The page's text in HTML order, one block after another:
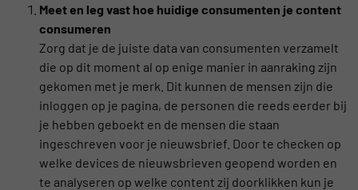
Meet en leg vast hoe huidige consumenten je content
consumeren
Zorg dat je de juiste data van consumenten verzamelt
die op dit moment al op enige manier in aanraking zijn
gekomen met je merk. Dit kunnen de mensen zijn die
inloggen op je pagina, de personen die reeds eerder bij
je hebben geboekt en de mensen die staan
ingeschreven voor je nieuwsbrief. Door te checken op
welke devices de nieuwsbrieven geopend worden en
te analyseren op welke content zij doorklikken kun je